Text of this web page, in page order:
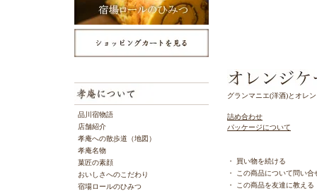
品川宿物語
店舗紹介
孝庵への散歩道（地図）
孝庵名物
菓匠の素顔
おいしさへのこだわり
宿場ロールのひみつ
グランマニエ(洋酒)とオレ
詰め合わせ
パッケージについて
・ 買い物を続ける
・
この商品について問い合
・
この商品を友達に教える